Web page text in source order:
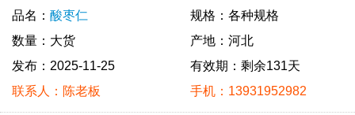
品名： 酸枣仁
数量：大货
发布：2025-11-25
联系人：陈老板
规格：各种规格
产地：河北
有效期：剩余131天
手机：13931952982